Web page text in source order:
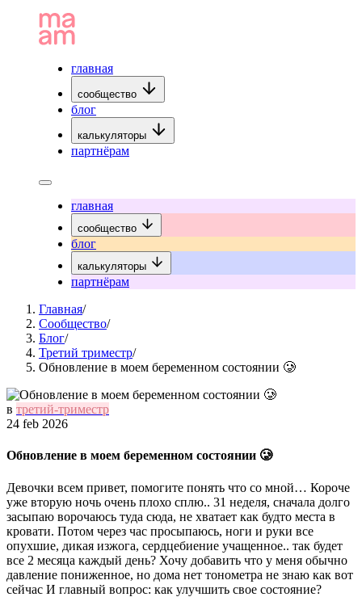
главная
сообщество
блог
калькуляторы
партнёрам
главная
сообщество
блог
калькуляторы
партнёрам
Главная/
Сообщество/
Блог/
Третий триместр/
Обновление в моем беременном состоянии 🥲
в третий-триместр
24 feb 2026
Обновление в моем беременном состоянии 🥲
Девочки всем привет, помогите понять что со мной… Короче
уже вторую ночь очень плохо сплю.. 31 неделя, сначала долго
засыпаю ворочаюсь туда сюда, не хватает как будто места в
кровати. Потом через час просыпаюсь, ноги и руки все
опухшие, дикая изжога, сердцебиение учащенное.. так будет
все 2 месяца каждый день? Хочу добавить что у меня обычно
давление пониженное, но дома нет тонометра не знаю как вот
сейчас И главный вопрос: как улучшить свое состояние?